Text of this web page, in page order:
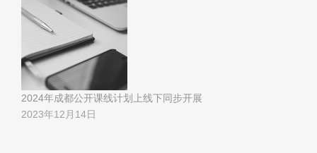
2024年成都公开课线计划上线下同步开展
2023年12月14日